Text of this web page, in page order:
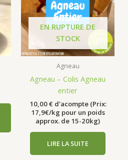
EN RUPTURE DE
STOCK
Agneau
Agneau – Colis Agneau
entier
10,00€ d'acompte (Prix:
17,9€/kg pour un poids
approx. de 15-20kg)
LIRE LA SUITE